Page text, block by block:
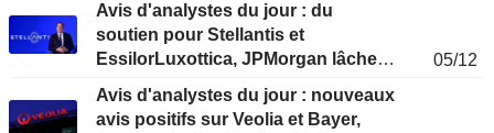
Avis d'analystes du jour : du
soutien pour Stellantis et
EssilorLuxottica, JPMorgan lâche
05/12
Avis d'analystes du jour : nouveaux
avis positifs sur Veolia et Bayer,